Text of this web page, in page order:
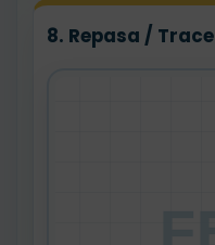
8. Repasa / Trace